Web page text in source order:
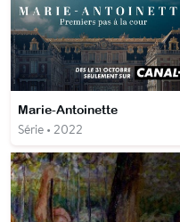
Marie-Antoinette
Série • 2022